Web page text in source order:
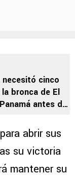
cinco
bronca de El
antes de
abrir sus
su victoria
mantener su